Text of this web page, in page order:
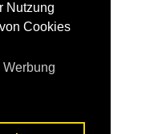
Nutzung
Cookies